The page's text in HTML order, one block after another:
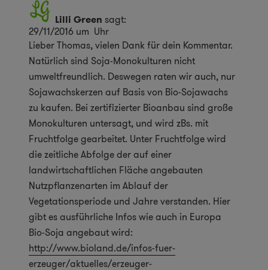
Lilli Green sagt:
29/11/2016 um Uhr
Lieber Thomas, vielen Dank für dein Kommentar.
Natürlich sind Soja-Monokulturen nicht
umweltfreundlich. Deswegen raten wir auch, nur
Sojawachskerzen auf Basis von Bio-Sojawachs
zu kaufen. Bei zertifizierter Bioanbau sind große
Monokulturen untersagt, und wird zBs. mit
Fruchtfolge gearbeitet. Unter Fruchtfolge wird
die zeitliche Abfolge der auf einer
landwirtschaftlichen Fläche angebauten
Nutzpflanzenarten im Ablauf der
Vegetationsperiode und Jahre verstanden. Hier
gibt es ausführliche Infos wie auch in Europa
Bio-Soja angebaut wird:
http://www.bioland.de/infos-fuer-
erzeuger/aktuelles/erzeuger-